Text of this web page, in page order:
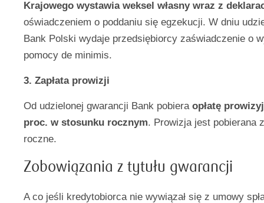
Krajowego wystawia weksel własny wraz z
oświadczeniem o poddaniu się egzekucji. W dniu
Bank Polski wydaje przedsiębiorcy zaświadczenie o
pomocy de minimis.
3. Zapłata prowizji
Od udzielonej gwarancji Bank pobiera opłatę
proc. w stosunku rocznym. Prowizja jest pobierana
roczne.
Zobowiązania z tytułu gwarancji
A co jeśli kredytobiorca nie wywiązał się z umowy